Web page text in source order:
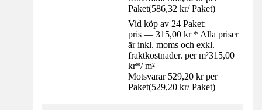
Paket(586,32 kr/ Paket)
Vid köp av 24 Paket:
pris — 315,00 kr * Alla priser
är inkl. moms och exkl.
fraktkostnader. per m²315,00
kr*/ m²
Motsvarar 529,20 kr per
Paket(529,20 kr/ Paket)